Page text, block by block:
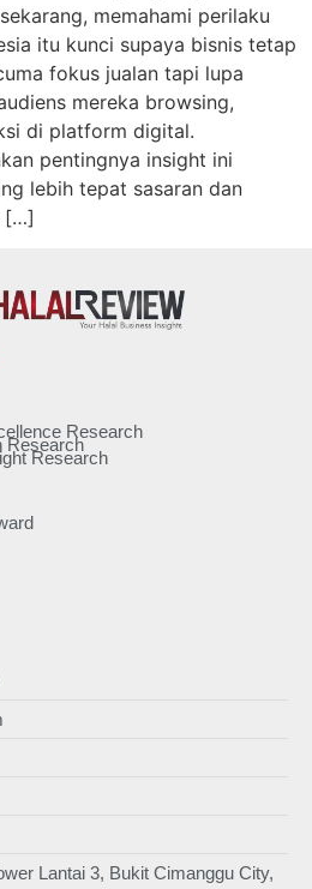
memahami perilaku
itu kunci supaya bisnis tetap
fokus jualan tapi lupa
mereka browsing,
di platform digital.
pentingnya insight ini
lebih tepat sasaran dan
[…]
Research
Research
Research
Lantai 3, Bukit Cimanggu City,